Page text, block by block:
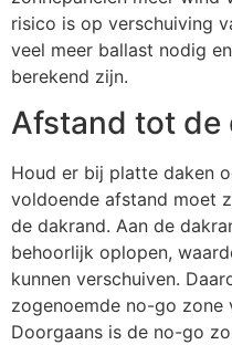
risico is op verschuiving
veel meer ballast nodig
berekend zijn.
Afstand tot de
Houd er bij platte daken
voldoende afstand moet
de dakrand. Aan de
behoorlijk oplopen,
kunnen verschuiven.
zogenoemde no-go zone
Doorgaans is de no-go